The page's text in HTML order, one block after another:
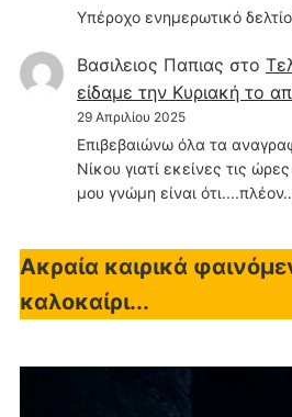
Υπέροχο ενημερωτικό
Βασιλειος Παπιας στο
είδαμε την Κυριακή το
29 Απριλίου 2025
Επιβεβαιώνω όλα τα
Νίκου γιατί εκείνες τις
μου γνώμη είναι
Ακραία καιρικά
καλοκαίρι...